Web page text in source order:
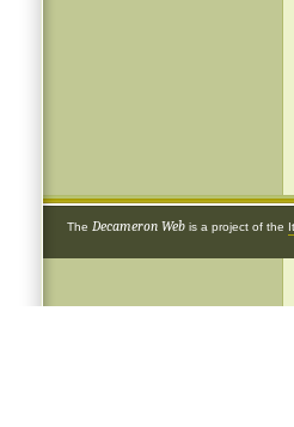
The Decameron Web is a project of the